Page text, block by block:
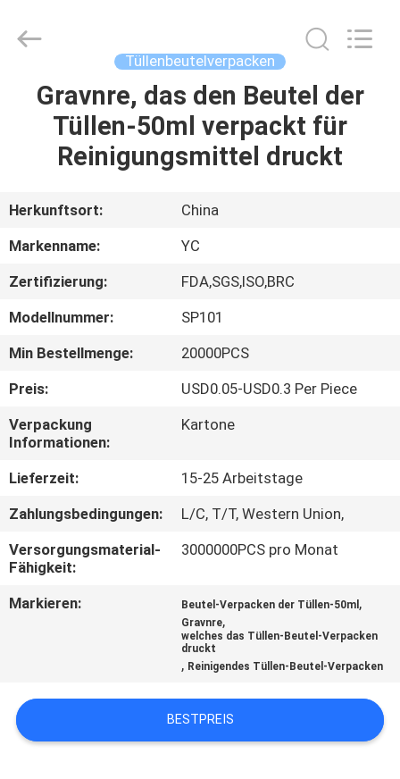
HAUS
PRODUKTE
ÜBER
UNS
FABRIK-
AUSFLUG
QUALITÄTSKONTROLLE
TRETEN
SIE
MIT
IN
VERBINDUNG
EIN
ZITAT
Tüllenbeutelverpacken
Gravnre, das den Beutel der
Tüllen-50ml verpackt für
Reinigungsmittel druckt
Herkunftsort:
China
Markenname:
YC
Zertifizierung:
FDA,SGS,ISO,BRC
Modellnummer:
SP101
Min Bestellmenge:
20000PCS
Preis:
USD0.05-USD0.3 Per Piece
Verpackung
Informationen:
Kartone
Lieferzeit:
15-25 Arbeitstage
Zahlungsbedingungen:
L/C, T/T, Western Union,
Versorgungsmaterial-
Fähigkeit:
3000000PCS pro Monat
Markieren: Beutel-Verpacken der Tüllen-50ml ,
Gravnre,
welches das Tüllen-Beutel-Verpacken
druckt
, Reinigendes Tüllen-Beutel-Verpacken
BESTPREIS